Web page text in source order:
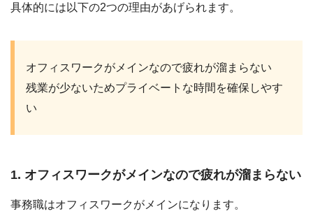
具体的には以下の2つの理由があげられます。
オフィスワークがメインなので疲れが溜まらない
残業が少ないためプライベートな時間を確保しやす
い
1. オフィスワークがメインなので疲れが溜まらない
事務職はオフィスワークがメインになります。